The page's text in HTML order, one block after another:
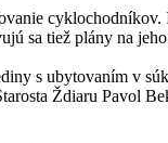
sa tiež plány na
s ubytovaním v
Ždiaru Pavol